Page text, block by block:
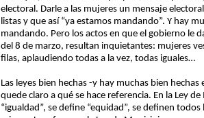
electoral. Darle a las mujeres un mensaje
listas y que así “ya estamos mandando”. Y hay
mandando. Pero los actos en que el gobierno le
del 8 de marzo, resultan inquietantes: mujeres
filas, aplaudiendo todas a la vez, todas iguales…
Las leyes bien hechas -y hay muchas bien
quede claro a qué se hace referencia. En la Ley
“igualdad”, se define “equidad”, se definen